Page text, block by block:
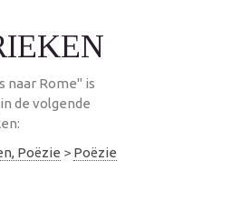
naar Rome" is
de volgende
Poëzie > Poëzie